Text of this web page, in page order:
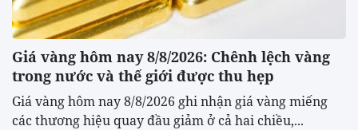
Giá vàng hôm nay 8/8/2026: Chênh lệch vàng
trong nước và thế giới được thu hẹp
Giá vàng hôm nay 8/8/2026 ghi nhận giá vàng miếng
các thương hiệu quay đầu giảm ở cả hai chiều,...